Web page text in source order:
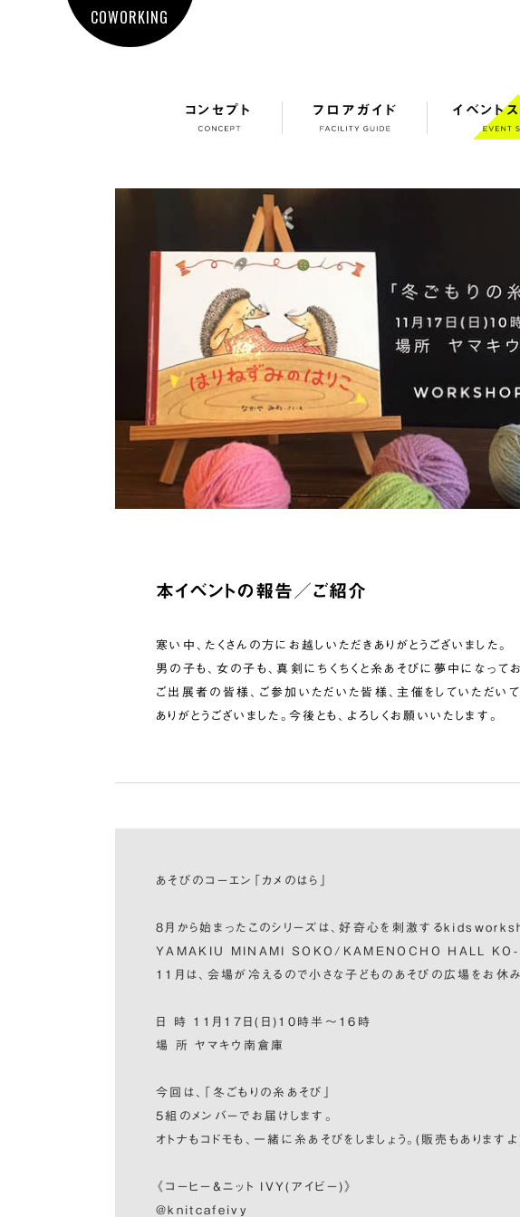
COWORKING
コンセプト フロアガイド イベント
本イベントの報告／ご紹介
寒い中、たくさんの方にお越しいただきありがとうございました。
男の子も、女の子も、真剣にちくちくと糸あそびに夢中になって
ご出展者の皆様、ご参加いただいた皆様、主催をしていただいて
ありがとうございました。今後とも、よろしくお願いいたします。
あそびのコーエン「カメのはら」
8月から始まったこのシリーズは、好奇心を刺激する
YAMAKIU MINAMI SOKO/KAMENOCHO HALL KO-
11月は、会場が冷えるので小さな子どものあそびの広場をお休み
日 時 11月17日(日)10時半〜16時
場 所 ヤマキウ南倉庫
今回は、「冬ごもりの糸あそび」
5組のメンバーでお届けします。
オトナもコドモも、一緒に糸あそびをしましょう。(販売もあります
《コーヒー&ニット IVY(アイビー)》
@knitcafeivy